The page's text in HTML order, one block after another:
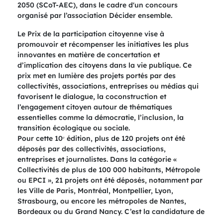
2050 (SCoT-AEC), dans le cadre d'un concours
organisé par l’association Décider ensemble.
Le Prix de la participation citoyenne vise à
promouvoir et récompenser les initiatives les plus
innovantes en matière de concertation et
d’implication des citoyens dans la vie publique. Ce
prix met en lumière des projets portés par des
collectivités, associations, entreprises ou médias qui
favorisent le dialogue, la coconstruction et
l’engagement citoyen autour de thématiques
essentielles comme la démocratie, l’inclusion, la
transition écologique ou sociale.
Pour cette 10ᵉ édition, plus de 120 projets ont été
déposés par des collectivités, associations,
entreprises et journalistes. Dans la catégorie «
Collectivités de plus de 100 000 habitants, Métropole
ou EPCI », 21 projets ont été déposés, notamment par
les Ville de Paris, Montréal, Montpellier, Lyon,
Strasbourg, ou encore les métropoles de Nantes,
Bordeaux ou du Grand Nancy. C’est la candidature de